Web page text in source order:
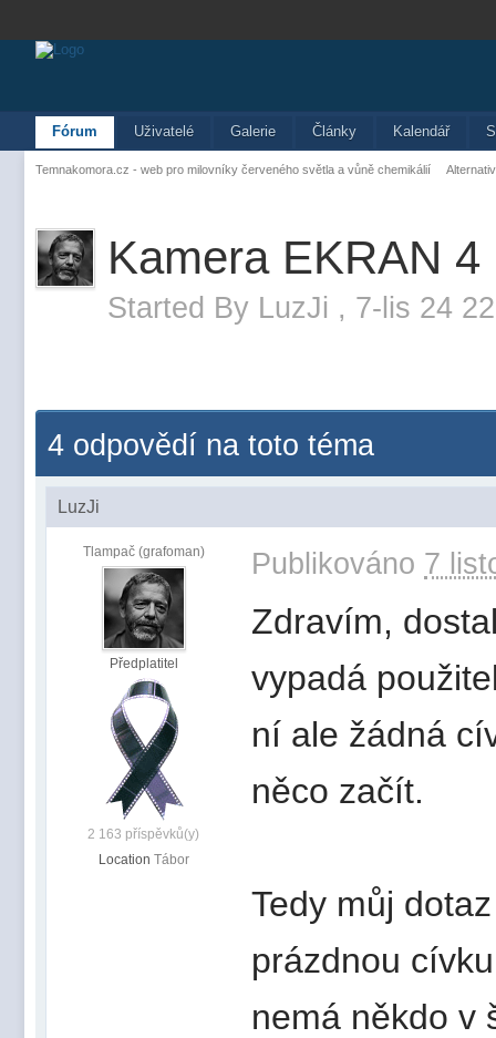
Fórum Uživatelé Galerie Články Kalendář
Temnakomora.cz - web pro milovníky červeného světla a vůně chemikálií
Kamera EKRAN 4
Started By LuzJi , 7-lis 24
4 odpovědí na toto téma
LuzJi
Tlampač (grafoman)
Předplatitel
2 163 příspěvků(y)
Location Tábor
Publikováno 7
Zdravím,
vypadá
ní ale žádná
něco začít.
Tedy můj
prázdnou
nemá někdo v